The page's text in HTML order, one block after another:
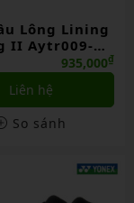
Lông Lining
II Aytr009-1
xanh Dương
935,000₫
Liên hệ
So sánh